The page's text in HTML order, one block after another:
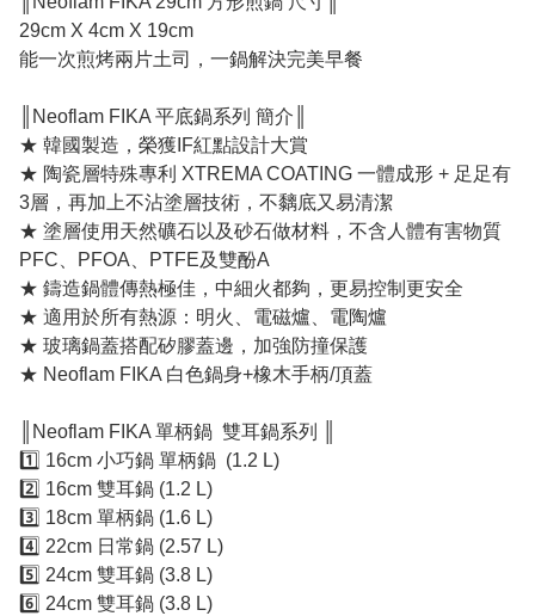
29cm X 4cm X 19cm
能一次煎烤兩片土司，一鍋解決完美早餐
║Neoflam FIKA 平底鍋系列 簡介║
★ 韓國製造，榮獲IF紅點設計大賞
★ 陶瓷層特殊專利 XTREMA COATING 一體成形 + 足足有
3層，再加上不沾塗層技術，不黐底又易清潔
★ 塗層使用天然礦石以及砂石做材料，不含人體有害物質
PFC、PFOA、PTFE及雙酚A
★ 鑄造鍋體傳熱極佳，中細火都夠，更易控制更安全
★ 適用於所有熱源：明火、電磁爐、電陶爐
★ 玻璃鍋蓋搭配矽膠蓋邊，加強防撞保護
★ Neoflam FIKA 白色鍋身+橡木手柄/頂蓋
║Neoflam FIKA 單柄鍋 雙耳鍋系列 ║
1️⃣ 16cm 小巧鍋 單柄鍋 (1.2 L)
2️⃣ 16cm 雙耳鍋 (1.2 L)
3️⃣ 18cm 單柄鍋 (1.6 L)
4️⃣ 22cm 日常鍋 (2.57 L)
5️⃣ 24cm 雙耳鍋 (3.8 L)
6️⃣ 24cm 雙耳鍋 (3.8 L)